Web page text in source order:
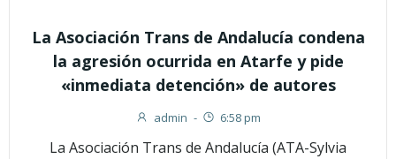
La Asociación Trans de Andalucía condena
la agresión ocurrida en Atarfe y pide
«inmediata detención» de autores
admin - 6:58 pm
La Asociación Trans de Andalucía (ATA-Sylvia